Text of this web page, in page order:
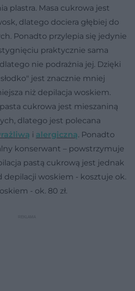
plastra. Masa cukrowa jest
dlatego dociera głębiej do
Ponadto przylepia się jedynie
praktycznie sama
nie podrażnia jej. Dzięki
jest znacznie mniej
niż depilacja woskiem.
cukrowa jest mieszaniną
dlatego jest polecana
i alergiczną. Ponadto
konserwant – powstrzymuje
pastą cukrową jest jednak
depilacji woskiem - kosztuje ok.
- ok. 80 zł.